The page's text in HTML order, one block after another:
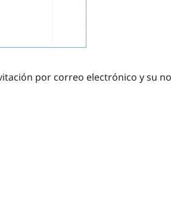
por correo electrónico y su